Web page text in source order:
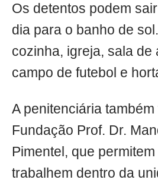
Os detentos podem
dia para o banho de
cozinha, igreja, sala de
campo de futebol e
A penitenciária
Fundação Prof. Dr.
Pimentel, que
trabalhem dentro da